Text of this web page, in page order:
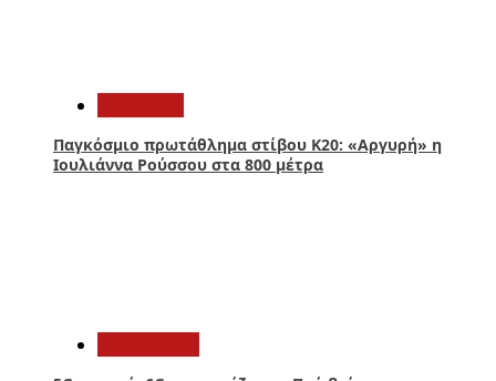
Παγκόσμιο πρωτάθλημα στίβου Κ20: «Αργυρή» η
Ιουλιάννα Ρούσσου στα 800 μέτρα